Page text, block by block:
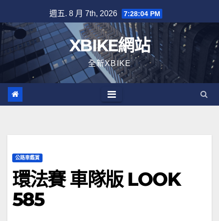
to
content
週五. 8 月 7th, 2026 7:28:05 PM
XBIKE網站
全新XBIKE
公路車鑑賞
環法賽 車隊版 LOOK
585